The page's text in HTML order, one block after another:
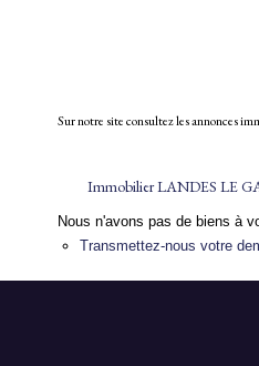
Sur notre site consultez les
Immobilier LANDES LE
Nous n'avons pas de biens à
Transmettez-nous votre